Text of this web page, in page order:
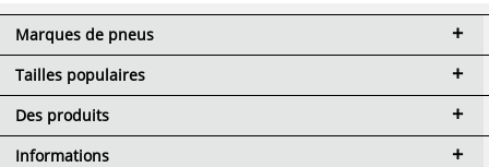
Marques de pneus
Tailles populaires
Des produits
Informations